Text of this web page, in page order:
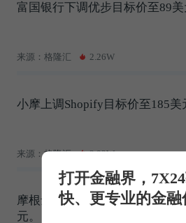
富国银行下调优步目标价至89美
来源：格隆汇 2.26W
小摩上调Shopify目标价至185美
来源：格隆汇 2.93W
摩根士丹利将西部数据目标价
元。
打开金融界，
快、更专业的金融